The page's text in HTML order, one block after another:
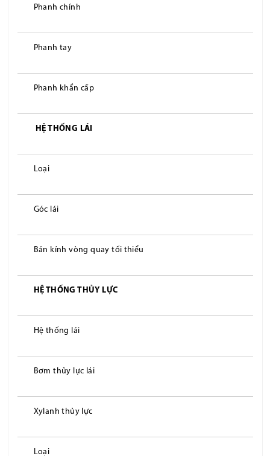
Phanh chính
Phanh tay
Phanh khẩn cấp
HỆ THỐNG LÁI
Loại
Góc lái
Bán kính vòng quay tối thiểu
HỆ THỐNG THỦY LỰC
Hệ thống lái
Bơm thủy lực lái
Xylanh thủy lực
Loại